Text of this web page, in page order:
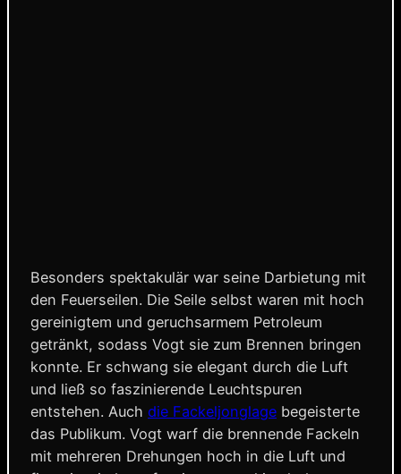
Besonders spektakulär war seine Darbietung mit
den Feuerseilen. Die Seile selbst waren mit hoch
gereinigtem und geruchsarmem Petroleum
getränkt, sodass Vogt sie zum Brennen bringen
konnte. Er schwang sie elegant durch die Luft
und ließ so faszinierende Leuchtspuren
entstehen. Auch die Fackeljonglage begeisterte
das Publikum. Vogt warf die brennende Fackeln
mit mehreren Drehungen hoch in die Luft und